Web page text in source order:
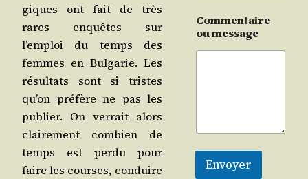
giques ont fait de très
rares enquêtes sur
l’emploi du temps des
femmes en Bul­ga­rie. Les
résul­tats sont si tristes
qu’on pré­fère ne pas les
publier. On ver­rait alors
clai­re­ment com­bien de
temps est per­du pour
faire les courses, conduire
Commentaire
ou message
Envoyer